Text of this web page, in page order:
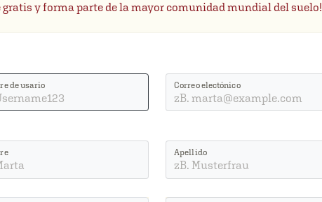
gratis y forma parte de la mayor comunidad mundial del suelo!
de usario Correo electónico
Apellido